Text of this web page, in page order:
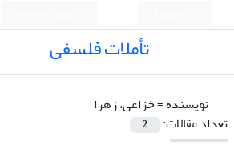
تأملات فلسفی
نویسنده =خزاعی، زهرا
تعداد مقالات:
2